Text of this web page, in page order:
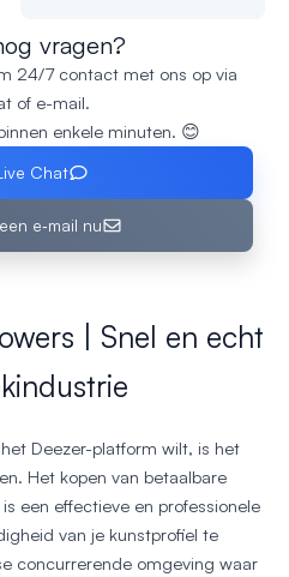
vragen?
24/7 contact met ons op via
of e-mail.
enkele minuten. 😊
Chat
e‑mail nu
| Snel en echt
Deezer-platform wilt, is het
Het kopen van betaalbare
een effectieve en professionele
van je kunstprofiel te
concurrerende omgeving waar